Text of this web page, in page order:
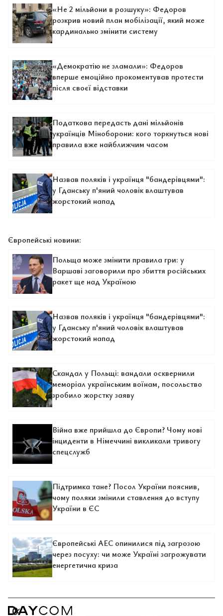
«Не 2 мільйони в розшуку»: Федоров
розкрив новий план мобілізації, який може
кардинально змінити систему
«Демократію не зламали»: Федоров
вперше емоційно прокоментував протести
після своєї відставки
Податкова передасть дані мільйонів
українців Міноборони: кого торкнуться нові
правила вже найближчим часом
Назвав поляків і українця "бандерівцями":
у Гданську п'яний чоловік влаштував
жорстокий напад
Європейські новини:
Польща може змінити правила гри: у
Варшаві заговорили про збиття російських
ракет ще над Україною
Назвав поляків і українця "бандерівцями":
у Гданську п'яний чоловік влаштував
жорстокий напад
Скандал у Польщі: вандали осквернили
меморіал українським воїнам, посольство
зробило жорстку заяву
Війна вже прийшла до Європи? Чому нові
інциденти в Німеччині викликали тривогу
спецслужб
Підтримка тане? Посол України пояснив,
чому поляки змінили ставлення до вступу
України в ЄС
Європейські АЕС опинилися під загрозою
через посуху: чи може Україні загрожувати
енергетична криза
0